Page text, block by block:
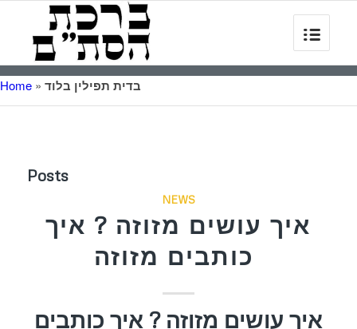
Home » בדית תפילין בלוד
Posts
NEWS
איך עושים מזוזה ? איך
איך עושים מזוזה ? איך כותבים